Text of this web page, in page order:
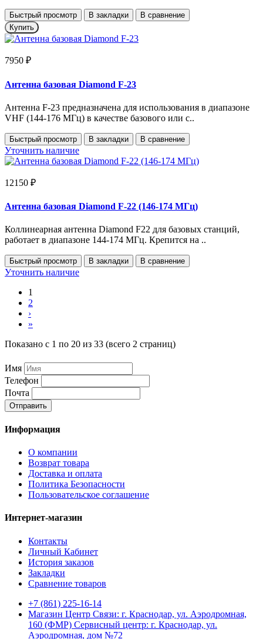
Быстрый просмотр В закладки
В сравнение
Купить
7950 ₽
Антенна базовая Diamond F-23
Антенна F-23 предназначена для использования в диапазоне
VHF (144-176 МГц) в качестве базового или с..
Быстрый просмотр В закладки В сравнение
Уточнить наличие
12150 ₽
Антенна базовая Diamond F-22 (146-174 МГц)
Коллинеарная антенна Diamond F22 для базовых станций,
работает в диапазоне 144-174 МГц. Крепится на ..
Быстрый просмотр В закладки В сравнение
Уточнить наличие
1
2
›
»
Показано с 1 по 20 из 33 (всего 2 страниц)
Имя
Телефон
Почта
Отправить
Информация
О компании
Возврат товара
Доставка и оплата
Политика Безопасности
Пользовательское соглашение
Интернет-магазин
Контакты
Личный Кабинет
История заказов
Закладки
Сравнение товаров
+7 (861) 225-16-14
Магазин Центр Связи: г. Краснодар, ул. Аэродромная,
160 (ФМР) Сервисный центр: г. Краснодар, ул.
Аэродромная, дом №72